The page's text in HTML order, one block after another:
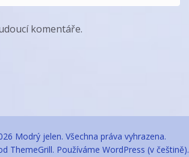
komentáře.
Modrý jelen. Všechna práva vyhrazena.
ThemeGrill. Používáme WordPress (v češtině).